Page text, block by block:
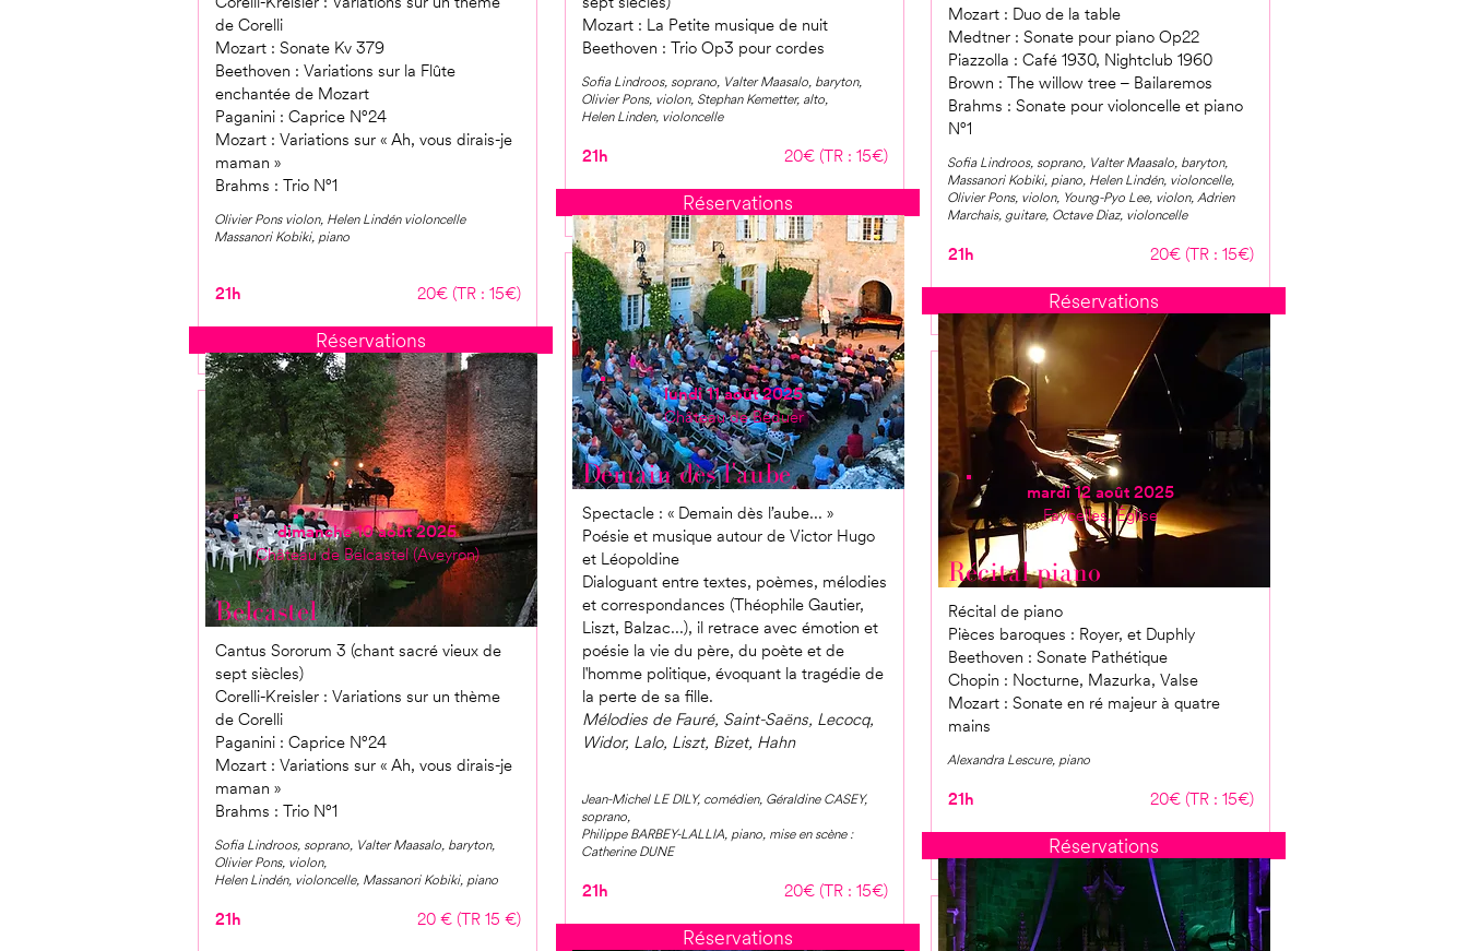
de Corelli
Mozart : Sonate Kv 379
Beethoven : Variations sur la Flûte
enchantée de Mozart
Paganini : Caprice N°24
Mozart : Variations sur « Ah, vous dirais-je
maman »
Brahms : Trio N°1
Olivier Pons violon, Helen Lindén violoncelle
Massanori Kobiki, piano
21h 20€ (TR : 15€)
Réservations
Belcastel
Cantus Sororum 3 (chant sacré vieux de
sept siècles)
Corelli-Kreisler : Variations sur un thème
de Corelli
Paganini : Caprice N°24
Mozart : Variations sur « Ah, vous dirais-je
maman »
Brahms : Trio N°1
Sofia Lindroos, soprano, Valter Maasalo, baryton,
Olivier Pons, violon,
Helen Lindén, violoncelle, Massanori Kobiki, piano
21h 20 € (TR 15 €)
dimanche 10 août 2025
Château de Belcastel (Aveyron)
Mozart : La Petite musique de nuit
Beethoven : Trio Op3 pour cordes
Sofia Lindroos, soprano, Valter Maasalo, baryton,
Olivier Pons, violon, Stephan Kemetter, alto,
Helen Linden, violoncelle
21h 20€ (TR : 15€)
Réservations
Demain dès l'aube
Spectacle : « Demain dès l’aube... »
Poésie et musique autour de Victor Hugo
et Léopoldine
Dialoguant entre textes, poèmes, mélodies
et correspondances (Théophile Gautier,
Liszt, Balzac...), il retrace avec émotion et
poésie la vie du père, du poète et de
l'homme politique, évoquant la tragédie de
la perte de sa fille.
Mélodies de Fauré, Saint-Saëns, Lecocq,
Widor, Lalo, Liszt, Bizet, Hahn
Jean-Michel LE DILY, comédien, Géraldine CASEY,
soprano,
Philippe BARBEY-LALLIA, piano, mise en scène :
Catherine DUNE
21h 20€ (TR : 15€)
lundi 11 août 2025
Château de Béduer
Réservations
Mozart : Duo de la table
Medtner : Sonate pour piano Op22
Piazzolla : Café 1930, Nightclub 1960
Brown : The willow tree – Bailaremos
Brahms : Sonate pour violoncelle et piano
N°1
Sofia Lindroos, soprano, Valter Maasalo, baryton,
Massanori Kobiki, piano, Helen Lindén, violoncelle,
Olivier Pons, violon, Young-Pyo Lee, violon, Adrien
Marchais, guitare, Octave Diaz, violoncelle
21h 20€ (TR : 15€)
Réservations
Récital piano
Récital de piano
Pièces baroques : Royer, et Duphly
Beethoven : Sonate Pathétique
Chopin : Nocturne, Mazurka, Valse
Mozart : Sonate en ré majeur à quatre
mains
Alexandra Lescure, piano
21h 20€ (TR : 15€)
mardi 12 août 2025
Faycelles, Église
Réservations